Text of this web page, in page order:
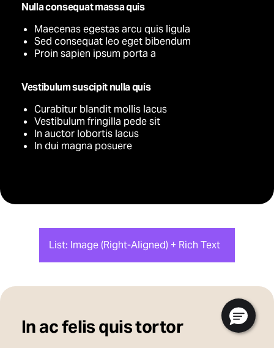
Nulla consequat massa quis
Maecenas egestas arcu quis ligula
Sed consequat leo eget bibendum
Proin sapien ipsum porta a
Vestibulum suscipit nulla quis
Curabitur blandit mollis lacus
Vestibulum fringilla pede sit
In auctor lobortis lacus
In dui magna posuere
List: Image (Right-Aligned) + Rich Text
In ac felis quis tortor